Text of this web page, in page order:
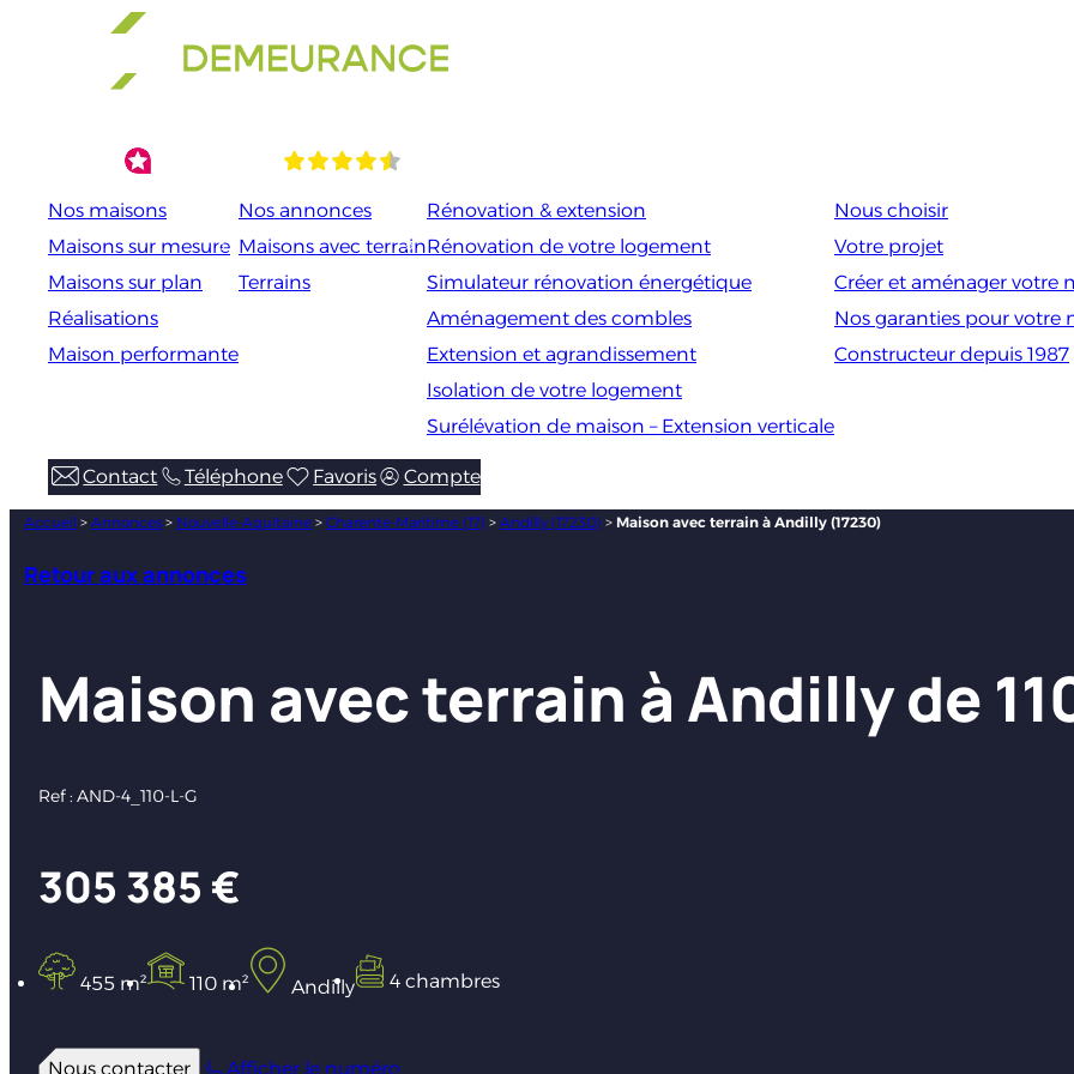
Nos maisons
Maisons sur mesure
Maisons sur plan
Réalisations
Maison performante
Nos annonces
Maisons avec terrain
Terrains
Rénovation & extension
Rénovation de votre logement
Simulateur rénovation énergétique
Aménagement des combles
Extension et agrandissement
Isolation de votre logement
Surélévation de maison – Extension verticale
Nous choisir
Votre projet
Créer et aménager votre
Nos garanties pour votre
Constructeur depuis 1987
Contact Téléphone Favoris Compte
Accueil > Annonces > Nouvelle-Aquitaine > Charente-Maritime (17) > Andilly (17230) > Maison avec terrain à Andilly (17230)
Retour aux annonces
Maison avec terrain à Andilly de
Ref : AND-4_110-L-G
305 385 €
455 m² 110 m² Andilly 4 chambres
Nous contacter Afficher le numéro